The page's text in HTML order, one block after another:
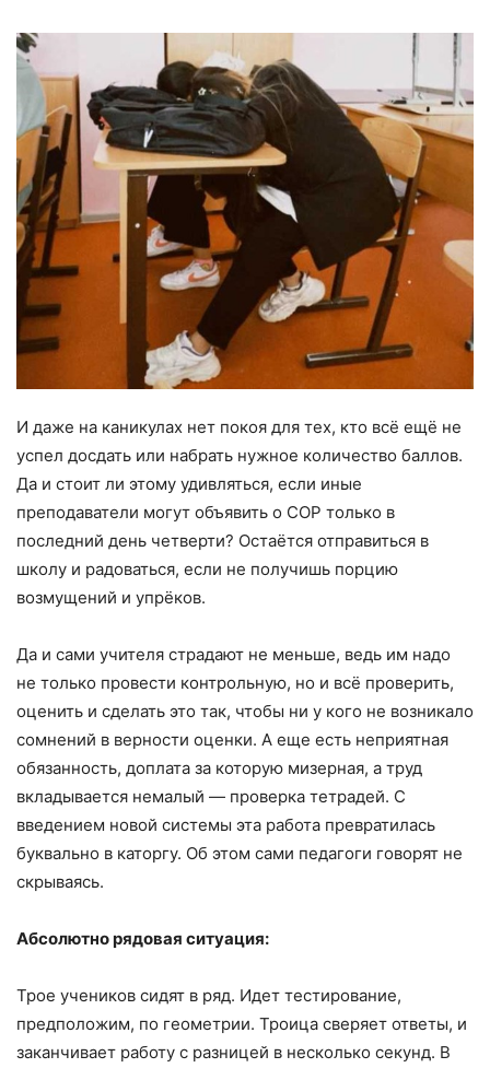
И даже на каникулах нет покоя для тех, кто всё ещё не
успел досдать или набрать нужное количество баллов.
Да и стоит ли этому удивляться, если иные
преподаватели могут объявить о СОР только в
последний день четверти? Остаётся отправиться в
школу и радоваться, если не получишь порцию
возмущений и упрёков.
Да и сами учителя страдают не меньше, ведь им надо
не только провести контрольную, но и всё проверить,
оценить и сделать это так, чтобы ни у кого не возникало
сомнений в верности оценки. А еще есть неприятная
обязанность, доплата за которую мизерная, а труд
вкладывается немалый — проверка тетрадей. С
введением новой системы эта работа превратилась
буквально в каторгу. Об этом сами педагоги говорят не
скрываясь.
Абсолютно рядовая ситуация:
Трое учеников сидят в ряд. Идет тестирование,
предположим, по геометрии. Троица сверяет ответы, и
заканчивает работу с разницей в несколько секунд. В